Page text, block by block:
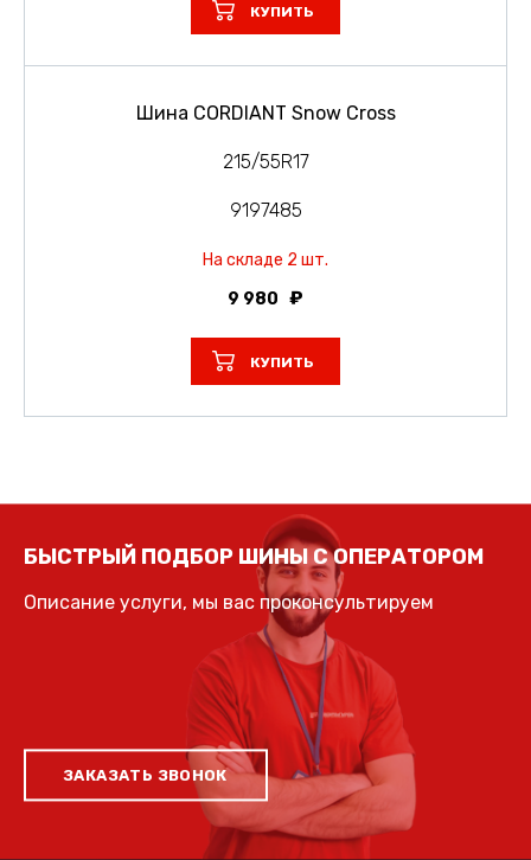
КУПИТЬ
Шина CORDIANT Snow Cross
215/55R17
9197485
На складе 2 шт.
9 980
КУПИТЬ
БЫСТРЫЙ ПОДБОР ШИНЫ С ОПЕРАТОРОМ
Описание услуги, мы вас проконсультируем
ЗАКАЗАТЬ ЗВОНОК